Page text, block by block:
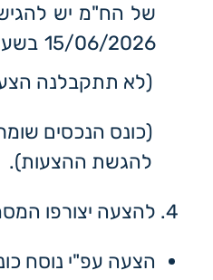
של הח"מ יש
15/06/2026 בשעה 15:00.
(לא תתקבלנה
(כונס הנכסים
להגשת ההצעות).
להצעה יצורפו
הצעה עפ"י נוסח